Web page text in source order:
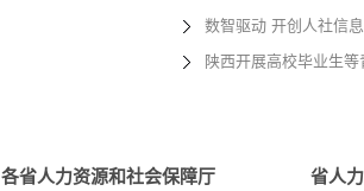
数智驱动 开创人社信
陕西开展高校毕业生
各省人力资源和社会保障厅 省人